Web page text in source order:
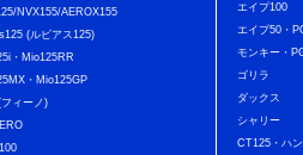
NVX155/AEROX155
(ルビアス125)
・Mio125RR
・Mio125GP
ィーノ)
エイプ100
エイプ50・
モンキー・
ゴリラ
ダックス
シャリー
CT125・ハ